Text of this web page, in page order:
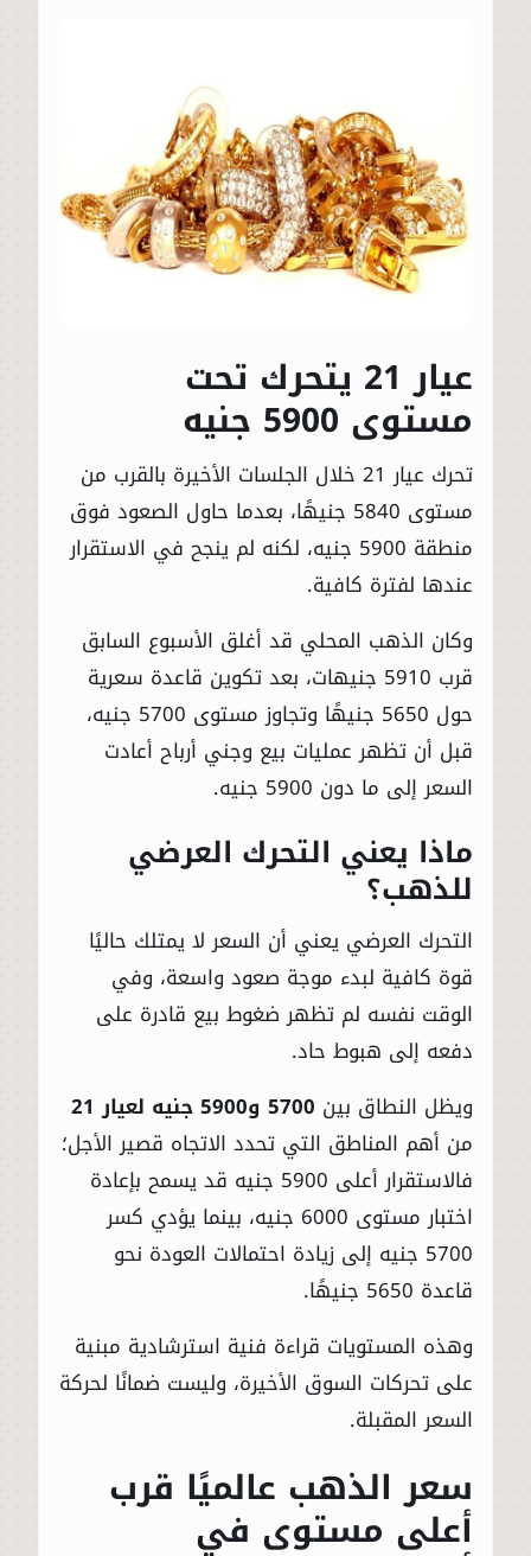
عيار 21 يتحرك تحت
مستوى 5900 جنيه
تحرك عيار 21 خلال الجلسات الأخيرة بالقرب من
مستوى 5840 جنيهًا، بعدما حاول الصعود فوق
منطقة 5900 جنيه، لكنه لم ينجح في الاستقرار
عندها لفترة كافية.
وكان الذهب المحلي قد أغلق الأسبوع السابق
قرب 5910 جنيهات، بعد تكوين قاعدة سعرية
حول 5650 جنيهًا وتجاوز مستوى 5700 جنيه،
قبل أن تظهر عمليات بيع وجني أرباح أعادت
السعر إلى ما دون 5900 جنيه.
ماذا يعني التحرك العرضي
للذهب؟
التحرك العرضي يعني أن السعر لا يمتلك حاليًا
قوة كافية لبدء موجة صعود واسعة، وفي
الوقت نفسه لم تظهر ضغوط بيع قادرة على
دفعه إلى هبوط حاد.
ويظل النطاق بين 5700 و5900 جنيه لعيار 21
من أهم المناطق التي تحدد الاتجاه قصير الأجل؛
فالاستقرار أعلى 5900 جنيه قد يسمح بإعادة
اختبار مستوى 6000 جنيه، بينما يؤدي كسر
5700 جنيه إلى زيادة احتمالات العودة نحو
قاعدة 5650 جنيهًا.
وهذه المستويات قراءة فنية استرشادية مبنية
على تحركات السوق الأخيرة، وليست ضمانًا لحركة
السعر المقبلة.
سعر الذهب عالميًا قرب
أعلى مستوى في